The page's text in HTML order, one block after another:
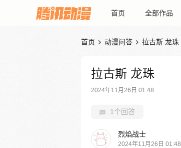
首页 全部作品
首页  动漫问答  拉古斯 龙珠
拉古斯 龙珠
2024年11月26日 01:48
1个回答
烈焰战士
2024年11月26日 01:48